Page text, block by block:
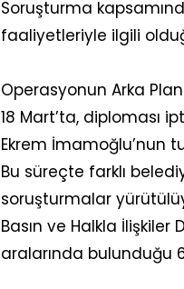
Soruşturma
faaliyetleriyle ilgili
Operasyonun Arka
18 Mart’ta, diploması
Ekrem İmamoğlu’nun
Bu süreçte farklı
soruşturmalar
Basın ve Halkla İlişkiler
aralarında bulunduğu